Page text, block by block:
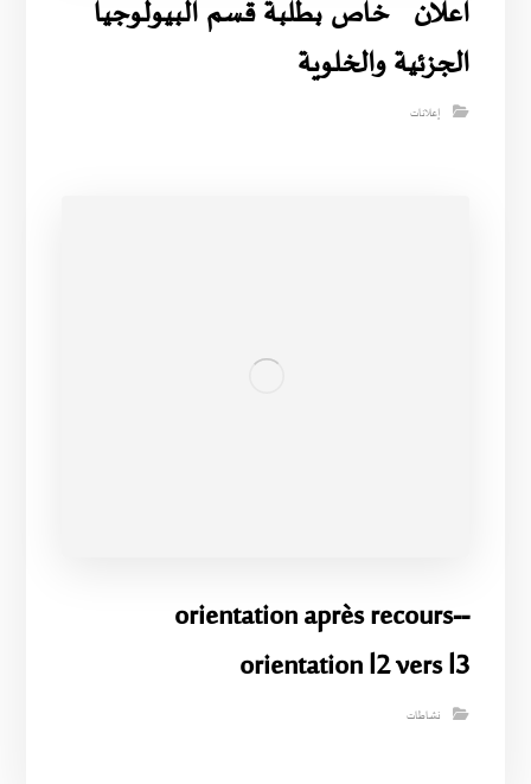
اعلان خاص بطلبة قسم البيولوجيا
الجزئية والخلوية
إعلانات
-orientation après recours-
orientation l2 vers l3
نشاطات